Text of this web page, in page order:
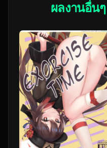
ผลงานอื่นๆ